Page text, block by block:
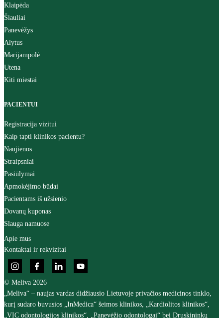
Klaipėda
Šiauliai
Panevėžys
Alytus
Marijampolė
Utena
Kiti miestai
PACIENTUI
Registracija vizitui
Kaip tapti klinikos pacientu?
Naujienos
Straipsniai
Pasiūlymai
Apmokėjimo būdai
Pacientams iš užsienio
Dovanų kuponas
Slauga namuose
Apie mus
Kontaktai ir rekvizitai
© Meliva 2026
„Meliva“ – naujas vardas didžiausio Lietuvoje privačios medicinos tinklo,
kurį sudaro buvusios „InMedica“ šeimos klinikos, „Kardiolitos klinikos“,
„VIC odontologijos klinikos“, „Panevėžio odontologai“ bei Druskininkų